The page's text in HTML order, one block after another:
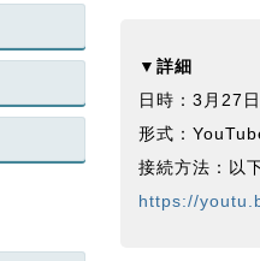
▼詳細
日時：3月27
形式：
接続方法：以
https://